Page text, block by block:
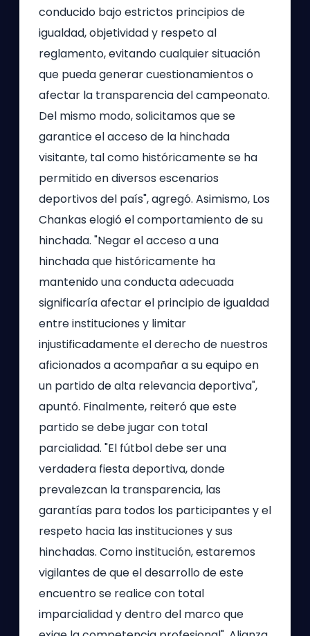
conducido bajo estrictos principios de
igualdad, objetividad y respeto al
reglamento, evitando cualquier situación
que pueda generar cuestionamientos o
afectar la transparencia del campeonato.
Del mismo modo, solicitamos que se
garantice el acceso de la hinchada
visitante, tal como históricamente se ha
permitido en diversos escenarios
deportivos del país", agregó. Asimismo, Los
Chankas elogió el comportamiento de su
hinchada. "Negar el acceso a una
hinchada que históricamente ha
mantenido una conducta adecuada
significaría afectar el principio de igualdad
entre instituciones y limitar
injustificadamente el derecho de nuestros
aficionados a acompañar a su equipo en
un partido de alta relevancia deportiva",
apuntó. Finalmente, reiteró que este
partido se debe jugar con total
parcialidad. "El fútbol debe ser una
verdadera fiesta deportiva, donde
prevalezcan la transparencia, las
garantías para todos los participantes y el
respeto hacia las instituciones y sus
hinchadas. Como institución, estaremos
vigilantes de que el desarrollo de este
encuentro se realice con total
imparcialidad y dentro del marco que